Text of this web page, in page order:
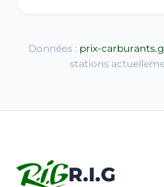
Données : prix-
stations
R.I.G